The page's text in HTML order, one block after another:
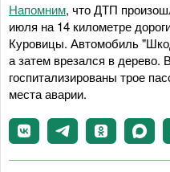
Напомним, что ДТП
июля на 14 километре
Куровицы. Автомобиль
а затем врезался в
госпитализированы трое
места аварии.